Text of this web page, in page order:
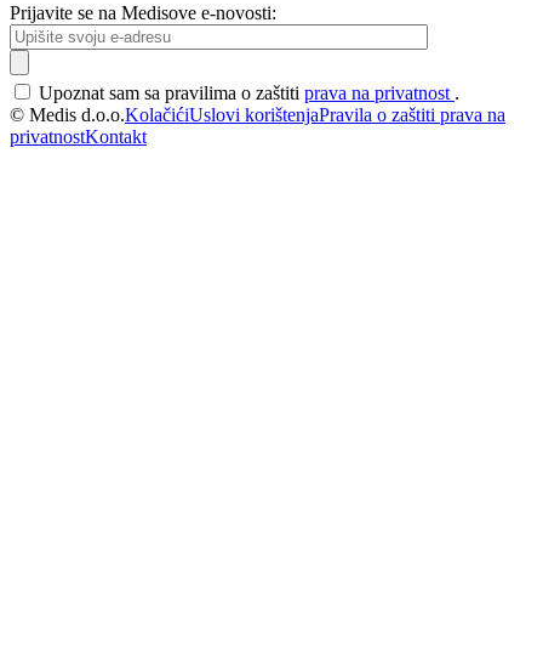
Prijavite se na Medisove e-novosti:
Upoznat sam sa pravilima o zaštiti prava na privatnost .
© Medis d.o.o.KolačićiUslovi korištenjaPravila o zaštiti prava na
privatnostKontakt